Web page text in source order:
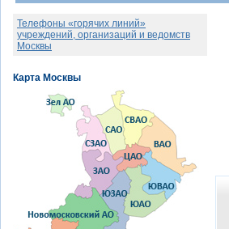
Телефоны «горячих линий»
учреждений, организаций и ведомств
Москвы